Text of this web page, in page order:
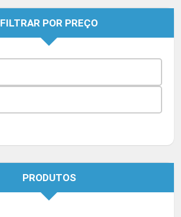
FILTRAR POR PREÇO
PRODUTOS